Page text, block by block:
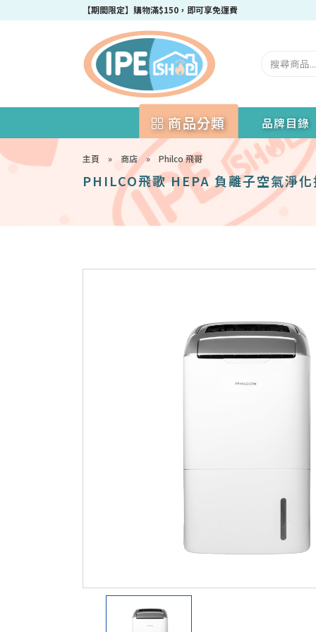
【期間限定】購物滿$150，即可享免運費
成為IPEshop會員，新會員即可獲得迎新$50購物優惠碼！
商品分類 品牌目錄
主頁 » 商店» Philco 飛哥
PHILCO飛歌 HEPA 負離子空氣淨